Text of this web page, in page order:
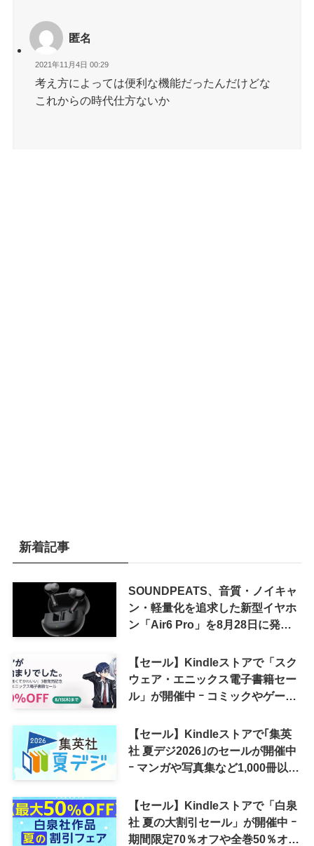
匿名
2021年11月4日 00:29
考え方によっては便利な機能だったんだけどな
これからの時代仕方ないか
新着記事
SOUNDPEATS、音質・ノイキャ
ン・軽量化を追求した新型イヤホ
ン「Air6 Pro」を8月28日に発売
【セール】Kindleストアで「スク
ウェア・エニックス電子書籍セー
ル」が開催中 ｰ コミックやゲーム
【セール】Kindleストアで｢集英
社 夏デジ2026｣のセールが開催中
ｰ マンガや写真集など1,000冊以上
【セール】Kindleストアで「白泉
社 夏の大割引セール」が開催中 ｰ
期間限定70％オフや全巻50％オフ